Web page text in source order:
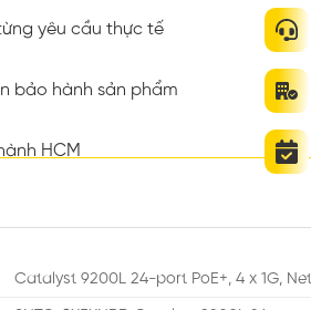
yêu cầu thực tế
bảo hành sản phẩm
HCM
Catalyst 9200L 24-port PoE+, 4 x 1G,